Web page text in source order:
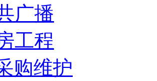
广播
工程
购维护